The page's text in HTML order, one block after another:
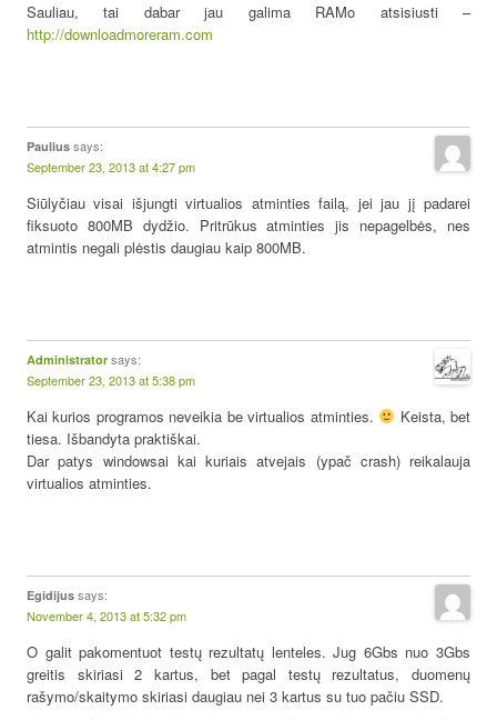
Sauliau, tai dabar jau galima RAMo atsisiusti –
http://downloadmoreram.com
Paulius says:
September 23, 2013 at 4:27 pm
Siūlyčiau visai išjungti virtualios atminties failą, jei jau jį padarei
fiksuoto 800MB dydžio. Pritrūkus atminties jis nepagelbės, nes
atmintis negali plėstis daugiau kaip 800MB.
Administrator says:
September 23, 2013 at 5:38 pm
Kai kurios programos neveikia be virtualios atminties.
Keista, bet
tiesa. Išbandyta praktiškai.
Dar patys windowsai kai kuriais atvejais (ypač crash) reikalauja
virtualios atminties.
Egidijus says:
November 4, 2013 at 5:32 pm
O galit pakomentuot testų rezultatų lenteles. Jug 6Gbs nuo 3Gbs
greitis skiriasi 2 kartus, bet pagal testų rezultatus, duomenų
rašymo/skaitymo skiriasi daugiau nei 3 kartus su tuo pačiu SSD.